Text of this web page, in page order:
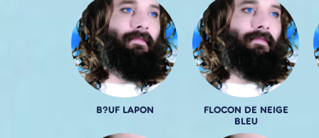
B?UF LAPON
FLOCON DE NEIGE
BLEU